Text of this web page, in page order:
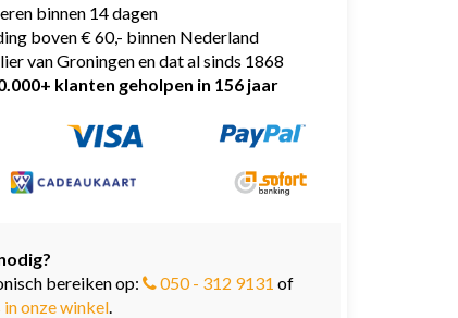
binnen 14 dagen
boven € 60,- binnen Nederland
van Groningen en dat al sinds 1868
klanten geholpen in 156 jaar
bereiken op:
050 - 312 9131 of
onze winkel.